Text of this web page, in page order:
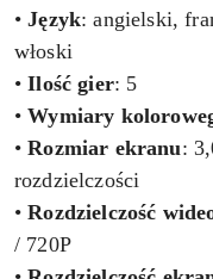
•Język: angielski,
włoski
•Ilość gier: 5
•Wymiary
•Rozmiar ekranu:
rozdzielczości
•Rozdzielczość
/ 720P